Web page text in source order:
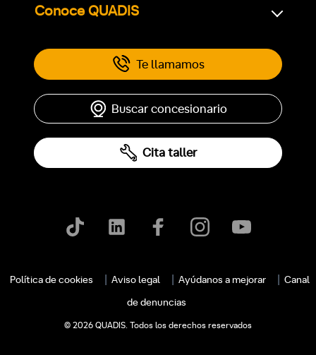
Conoce QUADIS
Te llamamos
Buscar concesionario
Cita taller
Política de cookies Aviso legal Ayúdanos a mejorar Canal
de denuncias
© 2026 QUADIS. Todos los derechos reservados